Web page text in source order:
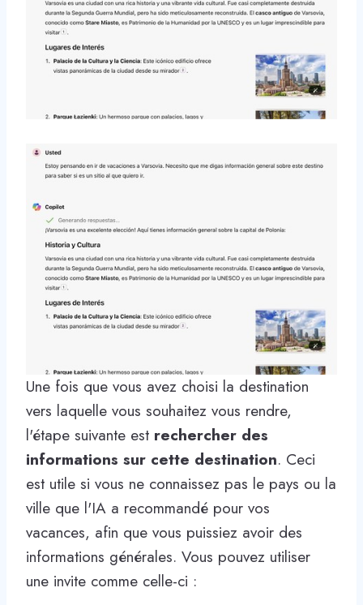
Une fois que vous avez choisi la destination
vers laquelle vous souhaitez vous rendre,
l'étape suivante est rechercher des
informations sur cette destination. Ceci
est utile si vous ne connaissez pas le pays ou la
ville que l'IA a recommandé pour vos
vacances, afin que vous puissiez avoir des
informations générales. Vous pouvez utiliser
une invite comme celle-ci :